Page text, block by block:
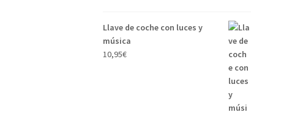
Llave de coche con luces y
música
10,95€